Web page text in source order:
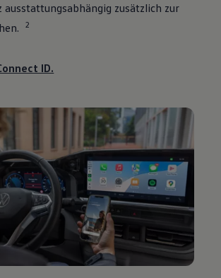
ausstattungsabhängig zusätzlich zur
2
ID.